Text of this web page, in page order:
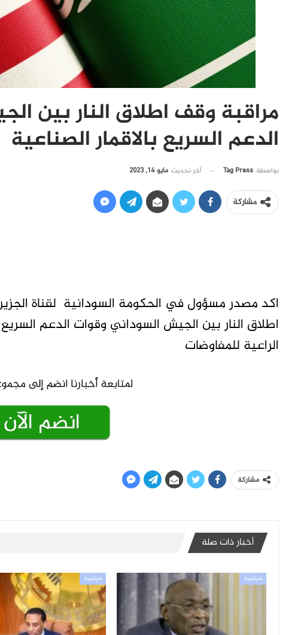
مراقبة وقف اطلاق النار بين
الدعم السريع بالاقمار الصناعية
بواسطة Tag Press آخر تحديث مايو 14, 2023
مشاركة
اكد مصدر مسؤول في الحكومة السودانية لقناة
اطلاق النار بين الجيش السوداني وقوات الدعم
الراعية للمفاوضات
مشاركة
أخبار ذات صلة
سياسية سياسية